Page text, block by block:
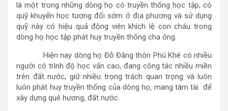
là một trong những dòng họ có truyền thống học tập, có
quỹ khuyến học tương đối sớm ở địa phương và sử dụng
quỹ này có hiệu quả động viên khích lệ con cháu trong
dòng họ học tập phát huy truyền thống cha ông.
Hiện nay dòng họ Đỗ Đăng thôn Phú Khê có nhiều
người có trình độ học vấn cao, đang công tác nhiều miền
trên đất nước, giữ nhiều trọng trách quan trọng và luôn
luôn phát huy truyền thống của dòng họ, mang tâm tài để
xây dựng quê hương, đất nước.